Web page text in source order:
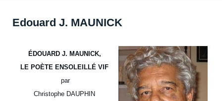
Edouard J. MAUNICK
ÉDOUARD J. MAUNICK,
LE POÈTE ENSOLEILLÉ VIF
par
Christophe DAUPHIN